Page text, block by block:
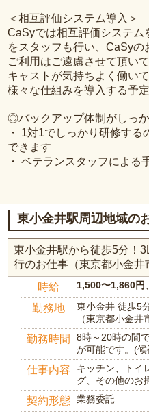
＜相互評価システム導入＞
CaSyでは相互評価システム
をスタッフも行い、CaSy
ご利用はご遠慮させて頂いて
キャストが気持ちよく働い
様々な仕組みを導入する予
◎バックアップ体制がしっ
・ 1対1でしっかり研修す
できます
・ ベテランスタッフによる
東小金井駅周辺地域の
東小金井駅から徒歩5分！
行のお仕事（東京都小金井
時給 1,500〜1,860円
勤務地
東小金井 徒歩5
（東京都小金井
勤務時間
8時～20時の間
が可能です。(
仕事内容
キッチン、トイ
グ、その他のお
契約形態 業務委託